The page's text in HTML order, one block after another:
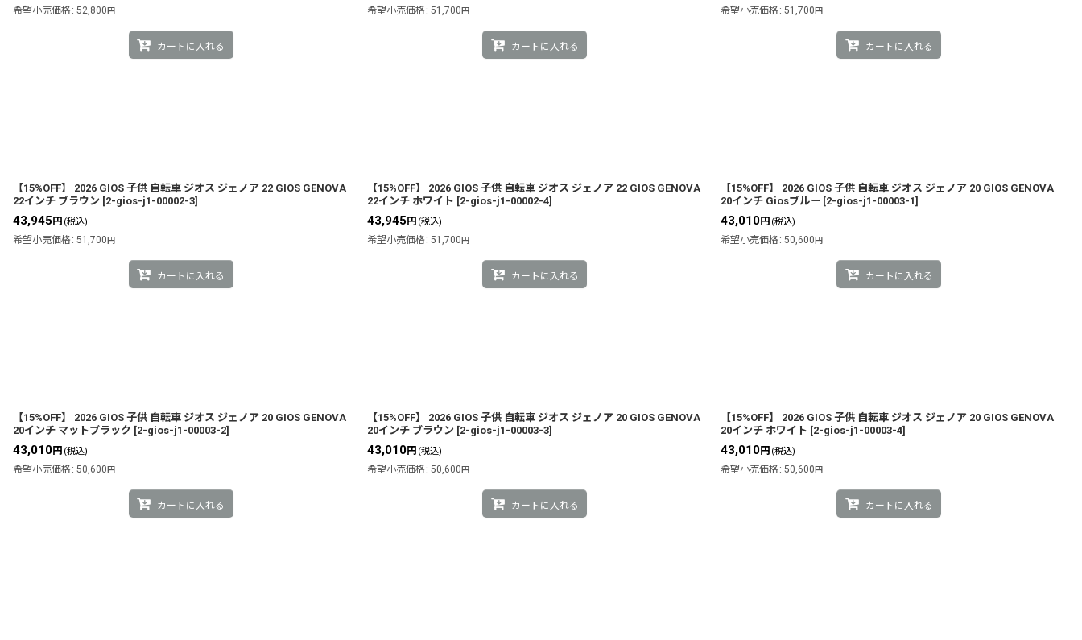
希望小売価格 : 52,800円
カートに入れる
希望小売価格 : 51,700円
カートに入れる
希望小売価格 : 51,700円
カートに入れる
【15%OFF】 2026 GIOS 子供 自転車 ジオス ジェノア 22 GIOS GENOVA
22インチ ブラウン [2-gios-j1-00002-3]
43,945 円 (税込)
希望小売価格 : 51,700円
カートに入れる
【15%OFF】 2026 GIOS 子供 自転車 ジオス ジェノア 22 GIOS GENOVA
22インチ ホワイト [2-gios-j1-00002-4]
43,945 円 (税込)
希望小売価格 : 51,700円
カートに入れる
【15%OFF】 2026 GIOS 子供 自転車 ジオス ジェノア 20 GIOS GENOVA
20インチ Giosブルー [2-gios-j1-00003-1]
43,010円 (税込)
希望小売価格 : 50,600円
カートに入れる
【15%OFF】 2026 GIOS 子供 自転車 ジオス ジェノア 20 GIOS GENOVA
20インチ マットブラック [2-gios-j1-00003-2]
43,010円 (税込)
希望小売価格 : 50,600円
カートに入れる
【15%OFF】 2026 GIOS 子供 自転車 ジオス ジェノア 20 GIOS GENOVA
20インチ ブラウン [2-gios-j1-00003-3]
43,010円 (税込)
希望小売価格 : 50,600円
カートに入れる
【15%OFF】 2026 GIOS 子供 自転車 ジオス ジェノア 20 GIOS GENOVA
20インチ ホワイト [2-gios-j1-00003-4]
43,010円 (税込)
希望小売価格 : 50,600円
カートに入れる